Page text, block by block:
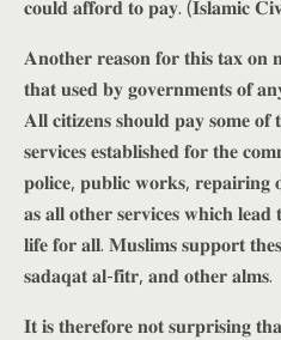
𝐜𝐨𝐮𝐥𝐝 𝐚𝐟𝐟𝐨𝐫𝐝 𝐭𝐨 𝐩𝐚𝐲. (𝐈𝐬𝐥𝐚𝐦𝐢𝐜
𝐀𝐧𝐨𝐭𝐡𝐞𝐫 𝐫𝐞𝐚𝐬𝐨𝐧 𝐟𝐨𝐫 𝐭𝐡𝐢𝐬 𝐭𝐚𝐱 𝐨𝐧
𝐭𝐡𝐚𝐭 𝐮𝐬𝐞𝐝 𝐛𝐲 𝐠𝐨𝐯𝐞𝐫𝐧𝐦𝐞𝐧𝐭𝐬 𝐨𝐟 𝐚𝐧𝐲
𝐀𝐥𝐥 𝐜𝐢𝐭𝐢𝐳𝐞𝐧𝐬 𝐬𝐡𝐨𝐮𝐥𝐝 𝐩𝐚𝐲 𝐬𝐨𝐦𝐞 𝐨𝐟
𝐬𝐞𝐫𝐯𝐢𝐜𝐞𝐬 𝐞𝐬𝐭𝐚𝐛𝐥𝐢𝐬𝐡𝐞𝐝 𝐟𝐨𝐫 𝐭𝐡𝐞
𝐩𝐨𝐥𝐢𝐜𝐞, 𝐩𝐮𝐛𝐥𝐢𝐜 𝐰𝐨𝐫𝐤𝐬,
𝐚𝐬 𝐚𝐥𝐥 𝐨𝐭𝐡𝐞𝐫 𝐬𝐞𝐫𝐯𝐢𝐜𝐞𝐬 𝐰𝐡𝐢𝐜𝐡
𝐥𝐢𝐟𝐞 𝐟𝐨𝐫 𝐚𝐥𝐥. 𝐌𝐮𝐬𝐥𝐢𝐦𝐬 𝐬𝐮𝐩𝐩𝐨𝐫𝐭
𝐬𝐚𝐝𝐚𝐪𝐚𝐭 𝐚𝐥-𝐟𝐢𝐭𝐫, 𝐚𝐧𝐝 𝐨𝐭𝐡𝐞𝐫 𝐚𝐥𝐦𝐬.
𝐈𝐭 𝐢𝐬 𝐭𝐡𝐞𝐫𝐞𝐟𝐨𝐫𝐞 𝐧𝐨𝐭 𝐬𝐮𝐫𝐩𝐫𝐢𝐬𝐢𝐧𝐠